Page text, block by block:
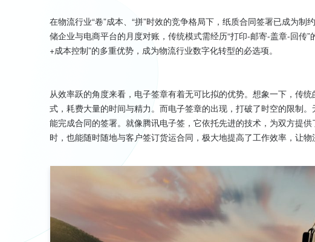
在物流行业“卷”成本、“拼”时效的竞争格局下，纸质合同签署已成为制
储企业与电商平台的月度对账，传统模式需经历“打印-邮寄-盖章-回传
+成本控制”的多重优势，成为物流行业数字化转型的必选项。
从效率跃的角度来看，电子签章有着无可比拟的优势。想象一下，传
式，耗费大量的时间与精力。而电子签章的出现，打破了时空的限制
能完成合同的签署。就像腾讯电子签，它依托先进的技术，为双方提
时，也能随时随地与客户签订货运合同，极大地提高了工作效率，让物